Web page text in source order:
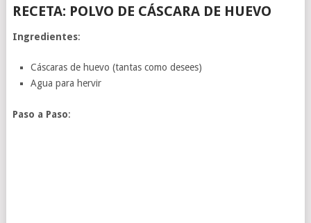
RECETA: POLVO DE CÁSCARA DE HUEVO
Ingredientes:
Cáscaras de huevo (tantas como desees)
Agua para hervir
Paso a Paso: